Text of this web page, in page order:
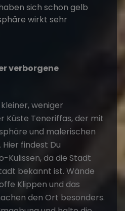
verborgene
weniger
Küste Teneriffas, der mit
und malerischen
findest Du
Kulissen, da die Stadt
bekannt ist. Wände
Klippen und das
den Ort besonders.